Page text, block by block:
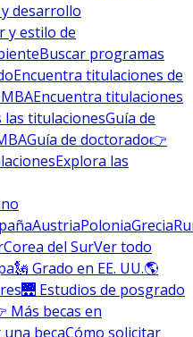
desarrollo
y estilo de
Buscar programas
Encuentra titulaciones de
Encuentra titulaciones
titulacionesGuía de
Guía de doctorado👉
Explora las
AustriaPoloniaGrecia
Corea del SurVer todo
🗽 Grado en EE. UU.🌎
🌉 Estudios de posgrado
Más becas en
becaCómo solicitar